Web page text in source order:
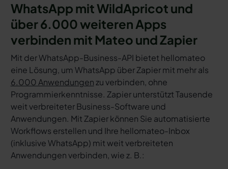
WhatsApp mit WildApricot und
über 6.000 weiteren Apps
verbinden mit Mateo und Zapier
Mit der WhatsApp-Business-API bietet hellomateo
eine Lösung, um WhatsApp über Zapier mit mehr als
6.000 Anwendungenzu verbinden, ohne
Programmierkenntnisse. Zapier unterstützt Tausende
weit verbreiteter Business-Software und
Anwendungen. Mit Zapier können Sie automatisierte
Workflows erstellen und Ihre hellomateo-Inbox
(inklusive WhatsApp) mit weit verbreiteten
Anwendungen verbinden, wie z. B.: